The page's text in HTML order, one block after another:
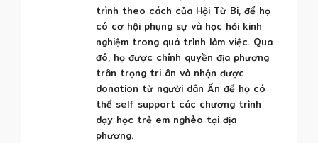
trình theo cách của Hội Từ Bi, để họ
có cơ hội phụng sự và học hỏi kinh
nghiệm trong quá trình làm việc. Qua
đó, họ được chính quyền địa phương
trân trọng tri ân và nhận được
donation từ người dân Ấn để họ có
thể self support các chương trình
dạy học trẻ em nghèo tại địa
phương.